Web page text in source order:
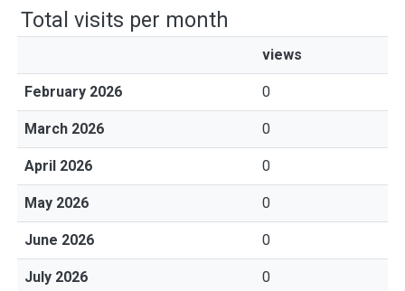
Total visits per month
views
February 2026 0
March 2026 0
April 2026 0
May 2026 0
June 2026 0
July 2026 0